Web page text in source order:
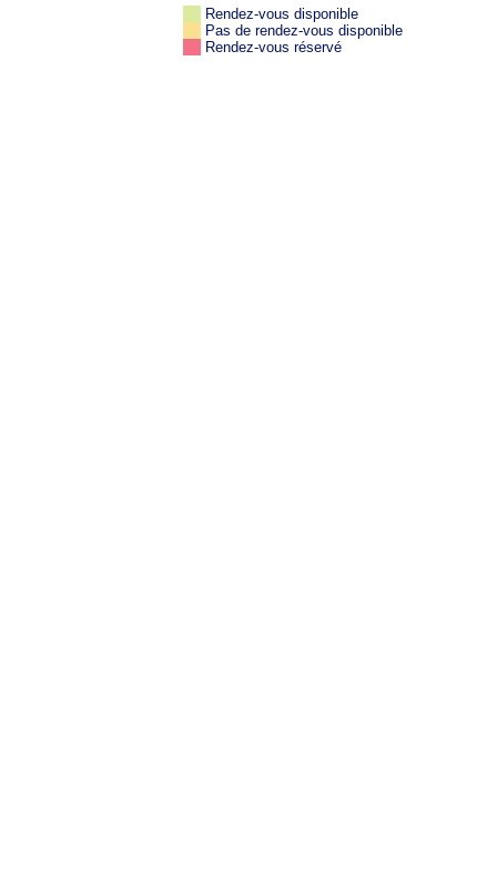
Rendez-vous disponible
Pas de rendez-vous disponible
Rendez-vous réservé